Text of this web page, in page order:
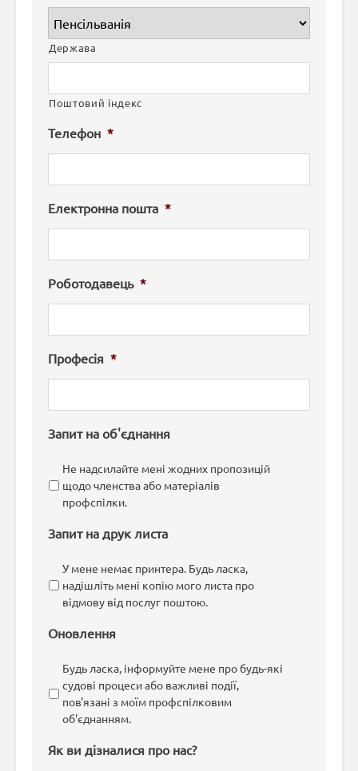
Держава
Поштовий індекс
Телефон *
Електронна пошта *
Роботодавець *
Професія *
Запит на об'єднання
Не надсилайте мені жодних пропозицій
щодо членства або матеріалів
профспілки.
Запит на друк листа
У мене немає принтера. Будь ласка,
надішліть мені копію мого листа про
відмову від послуг поштою.
Оновлення
Будь ласка, інформуйте мене про будь-які
судові процеси або важливі події,
пов'язані з моїм профспілковим
об'єднанням.
Як ви дізналися про нас?